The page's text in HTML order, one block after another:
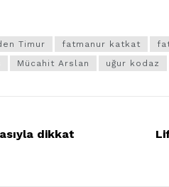
Timur fatmanur katkat
Mücahit Arslan uğur kodaz
dikkat